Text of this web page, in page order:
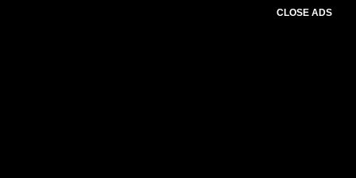
CLOSE ADS